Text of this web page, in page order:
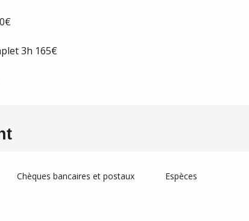
3h 165€
Chèques bancaires et postaux Espèces